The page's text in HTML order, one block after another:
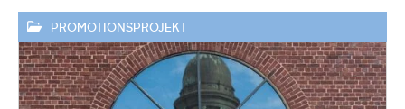
PROMOTIONSPROJEKT